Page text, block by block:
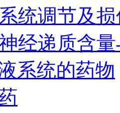
统调节及
经递质含
系统的药物